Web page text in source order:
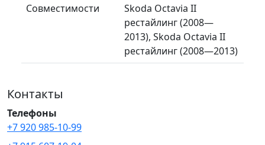
Совместимости
Skoda Octavia II
рестайлинг (2008—
2013), Skoda Octavia II
рестайлинг (2008—2013)
Контакты
Телефоны
+7 920 985-10-99